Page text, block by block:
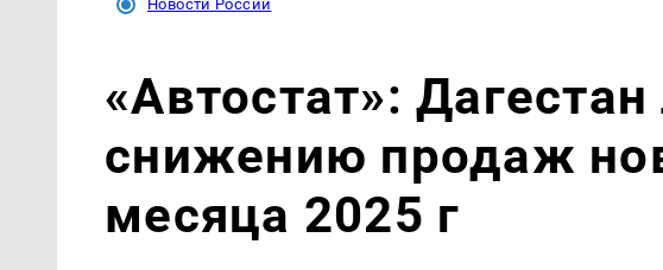
Новости России
«Автостат»:
снижению продаж
месяца 2025 г